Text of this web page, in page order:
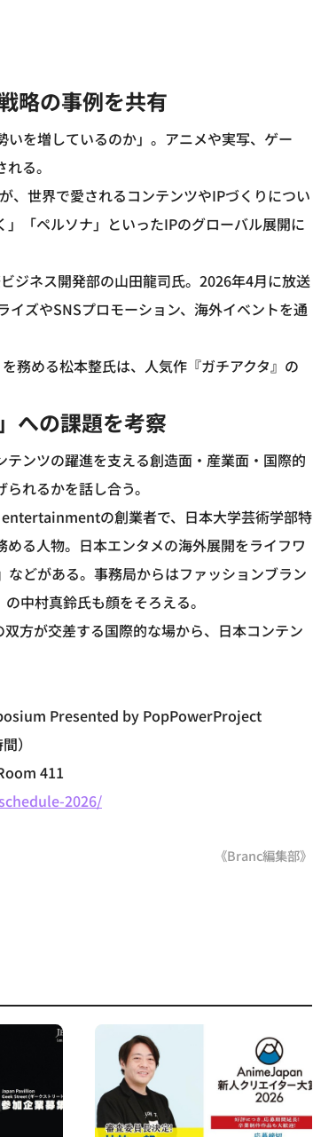
略の事例を共有
を増しているのか」。アニメや実写、ゲー
る。
、世界で愛されるコンテンツやIPづくりについ
「ペルソナ」といったIPのグローバル展開に
ジネス開発部の山田龍司氏。2026年4月に放送
ズやSNSプロモーション、海外イベントを通
める松本整氏は、人気作『ガチアクタ』の
への課題を考察
ンツの躍進を支える創造面・産業面・国際的
れるかを話し合う。
の創業者で、日本大学芸術学部特
る人物。日本エンタメの海外展開をライフワ
どがある。事務局からはファッションブラン
中村真鈴氏も顔をそろえる。
方が交差する国際的な場から、日本コンテン
Presented by PopPowerProject
）
411
2026/
《Branc編集部》